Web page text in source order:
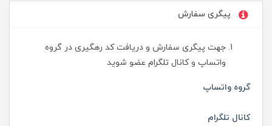
پیگری سفارش
جهت پیگری سفارش و دریافت کد رهگیری در گروه
واتساپ و کانال تلگرام عضو شوید
گروه واتساپ
کانال تلگرام